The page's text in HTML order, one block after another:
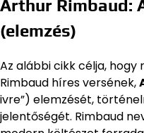
Arthur Rimbaud:
(elemzés)
Az alábbi cikk célja,
Rimbaud híres versének,
ivre”) elemzését,
jelentőségét. Rimbaud